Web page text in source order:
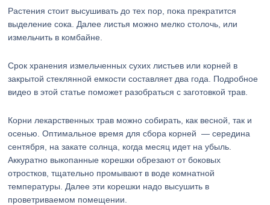
Растения стоит высушивать до тех пор, пока прекратится
выделение сока. Далее листья можно мелко столочь, или
измельчить в комбайне.
Срок хранения измельченных сухих листьев или корней в
закрытой стеклянной емкости составляет два года. Подробное
видео в этой статье поможет разобраться с заготовкой трав.
Корни лекарственных трав можно собирать, как весной, так и
осенью. Оптимальное время для сбора корней — середина
сентября, на закате солнца, когда месяц идет на убыль.
Аккуратно выкопанные корешки обрезают от боковых
отростков, тщательно промывают в воде комнатной
температуры. Далее эти корешки надо высушить в
проветриваемом помещении.